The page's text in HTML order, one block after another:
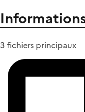
3 fichiers principaux